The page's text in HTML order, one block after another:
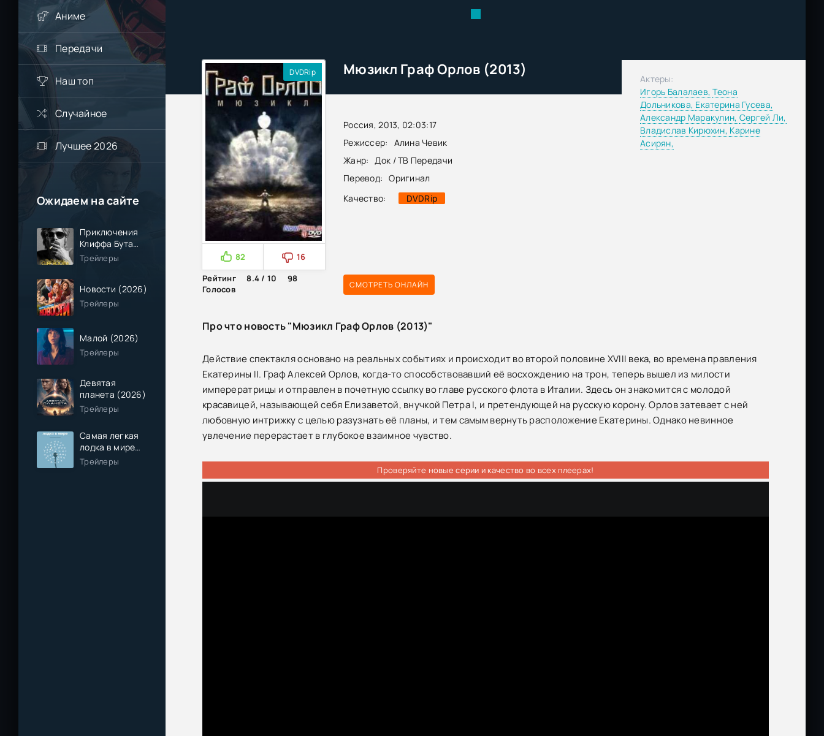
Аниме
Передачи
Наш топ
Случайное
Лучшее 2026
Ожидаем на сайте
Приключения
Клиффа Бута
(2026)
Трейлеры
Новости (2026)
Трейлеры
Малой (2026)
Трейлеры
Девятая
планета (2026)
Трейлеры
Самая легкая
лодка в мире
(2026)
Трейлеры
Мюзикл Граф Орлов (2013)
Россия, 2013, 02:03:17
Режиссер:
Алина Чевик
Жанр:
Док / ТВ Передачи
Перевод: Оригинал
Качество:
DVDRip
DVDRip
82
16
Рейтинг
8.4 / 10
98
Голосов
СМОТРЕТЬ ОНЛАЙН
Актеры:
Игорь Балалаев,Теона
Дольникова, Екатерина Гусева,
Александр Маракулин, Сергей Ли,
Владислав Кирюхин, Карине
Асирян,
Про что новость "Мюзикл Граф Орлов (2013)"
Действие спектакля основано на реальных событиях и происходит во второй половине XVIII века, во времена правления
Екатерины II. Граф Алексей Орлов, когда-то способствовавший её восхождению на трон, теперь вышел из милости
имперератрицы и отправлен в почетную ссылку во главе русского флота в Италии. Здесь он знакомится с молодой
красавицей, называющей себя Елизаветой, внучкой Петра I, и претендующей на русскую корону. Орлов затевает с ней
любовную интрижку с целью разузнать её планы, и тем самым вернуть расположение Екатерины. Однако невинное
увлечение перерастает в глубокое взаимное чувство.
Проверяйте новые серии и качество во всех плеерах!